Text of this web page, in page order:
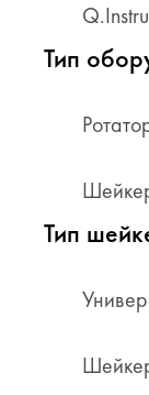
Тип
Тип